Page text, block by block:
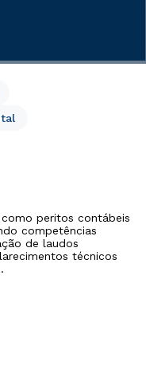
peritos contábeis
competências
de laudos
técnicos